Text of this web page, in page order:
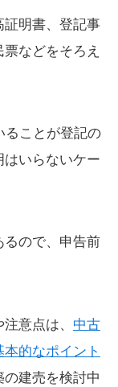
証明書、登記事
などをそろえ
ることが登記の
はいらないケー
るので、申告前
意点は、 中古
的なポイント
建売を検討中